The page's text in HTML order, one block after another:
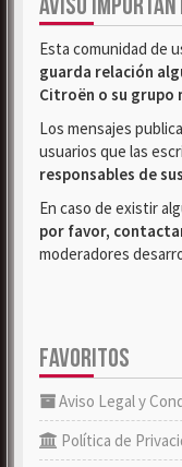
Esta comunidad de
guarda relación
Citroën o su
Los mensajes
usuarios que las
responsables de
En caso de existir
por favor,
moderadores
FAVORITOS
Aviso Legal y
Política de